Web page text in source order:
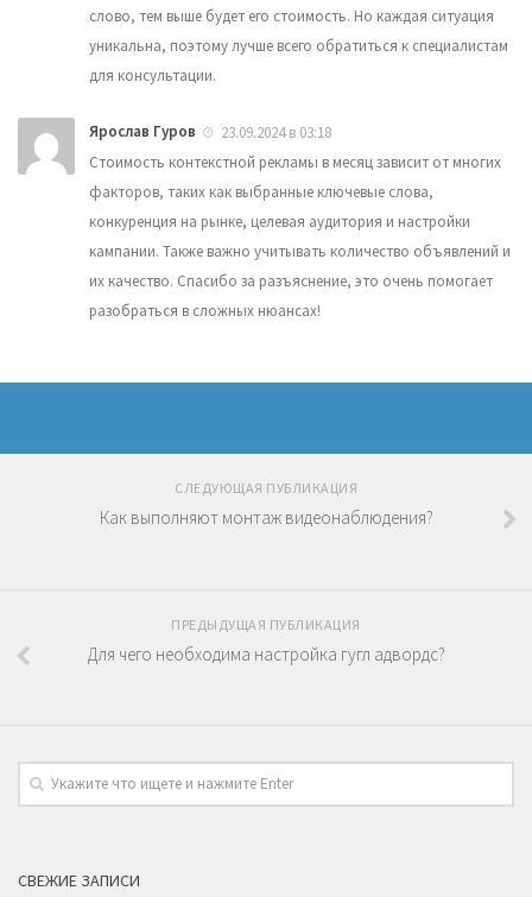
слово, тем выше будет его стоимость. Но каждая ситуация
уникальна, поэтому лучше всего обратиться к специалистам
для консультации.
Ярослав Гуров
23.09.2024 в 03:18
Стоимость контекстной рекламы в месяц зависит от многих
факторов, таких как выбранные ключевые слова,
конкуренция на рынке, целевая аудитория и настройки
кампании. Также важно учитывать количество объявлений и
их качество. Спасибо за разъяснение, это очень помогает
разобраться в сложных нюансах!
СЛЕДУЮЩАЯ ПУБЛИКАЦИЯ
Как выполняют монтаж видеонаблюдения?
ПРЕДЫДУЩАЯ ПУБЛИКАЦИЯ
Для чего необходима настройка гугл адвордс?
СВЕЖИЕ ЗАПИСИ